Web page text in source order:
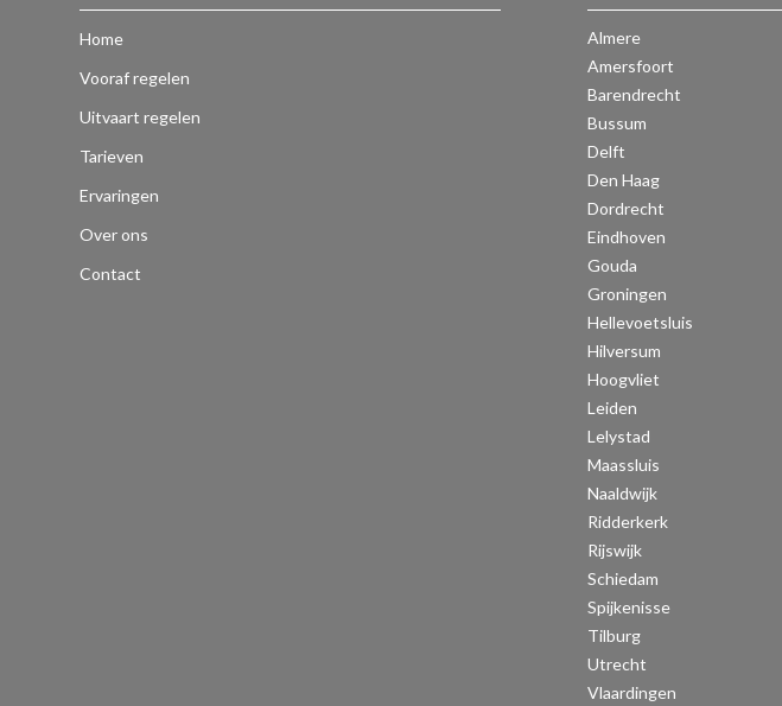
Home
Vooraf regelen
Uitvaart regelen
Tarieven
Ervaringen
Over ons
Contact
Almere
Amersfoort
Barendrecht
Bussum
Delft
Den Haag
Dordrecht
Eindhoven
Gouda
Groningen
Hellevoetsluis
Hilversum
Hoogvliet
Leiden
Lelystad
Maassluis
Naaldwijk
Ridderkerk
Rijswijk
Schiedam
Spijkenisse
Tilburg
Utrecht
Vlaardingen